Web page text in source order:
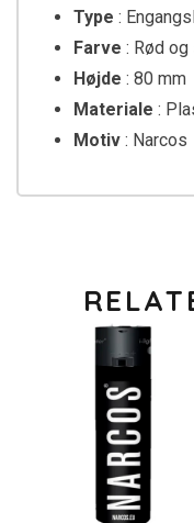
Type :
Farve : Rød
Højde : 80 mm
Materiale :
Motiv : Narcos